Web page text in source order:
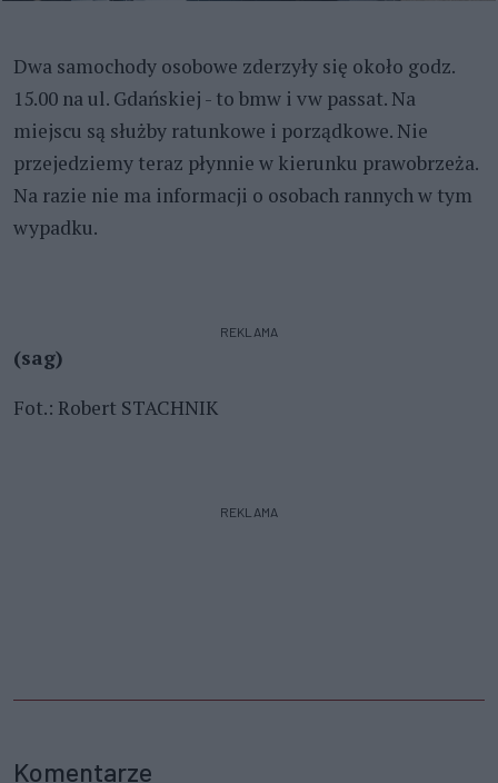
Dwa samochody osobowe zderzyły się około godz.
15.00 na ul. Gdańskiej - to bmw i vw passat. Na
miejscu są służby ratunkowe i porządkowe. Nie
przejedziemy teraz płynnie w kierunku prawobrzeża.
Na razie nie ma informacji o osobach rannych w tym
wypadku.
REKLAMA
(sag)
Fot.: Robert STACHNIK
REKLAMA
Komentarze